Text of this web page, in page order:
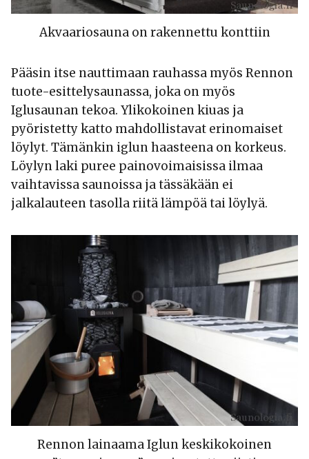
Akvaariosauna on rakennettu konttiin
Pääsin itse nauttimaan rauhassa myös Rennon
tuote-esittelysaunassa, joka on myös
Iglusaunan tekoa. Ylikokoinen kiuas ja
pyöristetty katto mahdollistavat erinomaiset
löylyt. Tämänkin iglun haasteena on korkeus.
Löylyn laki puree painovoimaisissa ilmaa
vaihtavissa saunoissa ja tässäkään ei
jalkalauteen tasolla riitä lämpöä tai löylyä.
Rennon lainaama Iglun keskikokoinen